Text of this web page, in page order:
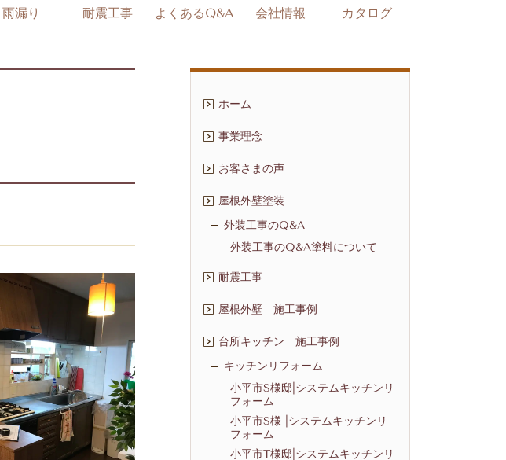
雨漏り 耐震工事 よくあるQ&A 会社情報 カタログ
ホーム
事業理念
お客さまの声
屋根外壁塗装
外装工事のQ&A
外装工事のQ&A塗料について
耐震工事
屋根外壁 施工事例
台所キッチン 施工事例
キッチンリフォーム
小平市S様邸|システムキッチンリ
フォーム
小平市S様 |システムキッチンリ
フォーム
小平市T様邸|システムキッチンリ